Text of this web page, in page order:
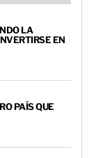
LA
EN
PAÍS QUE